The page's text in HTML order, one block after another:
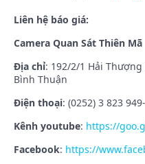
Liên hệ báo giá:
Camera Quan Sát Thiên Mã
Địa chỉ: 192/2/1 Hải
Bình Thuận
Điện thoại: (0252) 3 823
Kênh youtube: https://
Facebook: https://